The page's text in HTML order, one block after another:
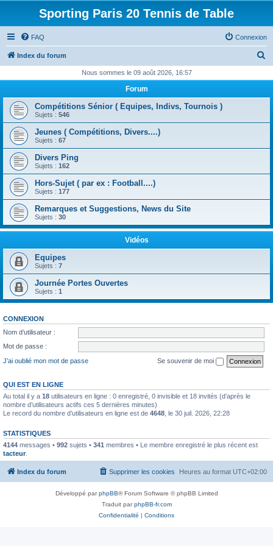
Sporting Paris 20 Tennis de Table
FAQ Connexion
Index du forum
h
Nous sommes le 09 août 2026, 16:57
Forum
Compétitions Sénior ( Equipes, Indivs, Tournois )
Sujets : 546
Jeunes ( Compétitions, Divers....)
Sujets : 67
Divers Ping
Sujets : 162
Hors-Sujet ( par ex : Football....)
Sujets : 177
Remarques et Suggestions, News du Site
Sujets : 30
Vidéos
Equipes
Sujets : 7
Journée Portes Ouvertes
Sujets : 1
CONNEXION
Nom d’utilisateur :
Mot de passe :
J’ai oublié mon mot de passe
Se souvenir de moi
QUI EST EN LIGNE
Au total il y a 18 utilisateurs en ligne : 0 enregistré, 0 invisible et 18 invités (d’après le
nombre d’utilisateurs actifs ces 5 dernières minutes)
Le record du nombre d’utilisateurs en ligne est de 4648 , le 30 juil. 2026, 22:28
STATISTIQUES
4144 messages • 992 sujets • 341 membres • Le membre enregistré le plus récent est
tacteur.
Index du forum Heures au format UTC+02:00
Supprimer les cookies
Développé parphpBB® Forum Software © phpBB Limited
Traduit parphpBB-fr.com
Confidentialité | Conditions